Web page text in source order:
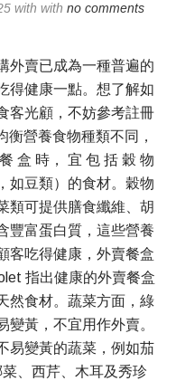
with with no comments
外賣已成為一種普遍的
得健康一點。想了解如
客光顧，不妨參考註冊
營養食物種類不同，
盒 時， 宜 包 括 穀 物
如豆類）的食材。穀物
類可提供膳食纖維、胡
豐富蛋白質，這些營養
客吃得健康，外賣餐盒
指出健康的外賣餐盒
然食材。蔬菜方面，綠
黃，不宜用作外賣。
易變黃的蔬菜，例如茄
、西芹、木耳及秀珍